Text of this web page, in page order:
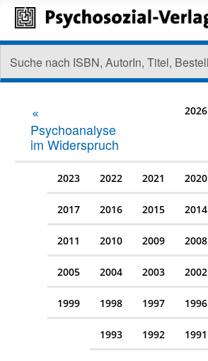
Psychoanalyse
im Widerspruch
2026
2023 2022 2021 2020
2017 2016 2015 2014
2011 2010 2009 2008
2005 2004 2003 2002
1999 1998 1997 1996
1993 1992 1991